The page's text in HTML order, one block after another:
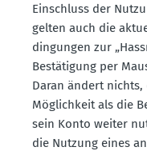
Einschluss der
gelten auch die
din­gungen zur
Bestä­tigung per
Daran ändert
Möglichkeit als die
sein Konto weiter
die Nutzung eines